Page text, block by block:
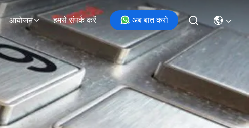
आयोजन हमसे संपर्क करें अब बात करो